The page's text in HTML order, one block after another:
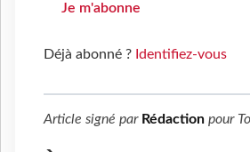
Je m'abonne
Déjà abonné ? Identifiez-vous
Article signé par Rédaction pour